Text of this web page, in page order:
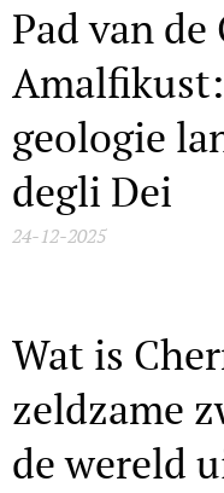
Pad van de
geologie
degli Dei
24-12-2025
Wat is
zeldzame
de wereld